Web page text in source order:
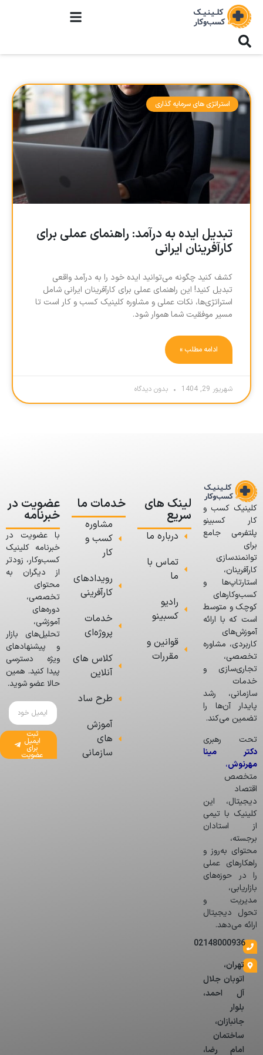
استراتژی های سرمایه گذاری
تبدیل ایده به درآمد: راهنمای عملی برای
کارآفرینان ایرانی
کشف کنید چگونه می‌توانید ایده خود را به درآمد واقعی
تبدیل کنید! این راهنمای عملی برای کارآفرینان ایرانی شامل
استراتژی‌ها، نکات عملی و مشاوره کلینیک کسب و کار است تا
مسیر موفقیت شما هموار شود.
ادامه مطلب »
شهریور 29, 1404 بدون دیدگاه
کلینیک کسب و
کار کسبینو
پلتفرمی جامع
برای
توانمندسازی
کارآفرینان،
استارتاپ‌ها و
کسب‌وکارهای
کوچک و متوسط
است که با ارائه
آموزش‌های
کاربردی، مشاوره
تخصصی،
تجاری‌سازی و
خدمات
سازمانی، رشد
پایدار آن‌ها را
تضمین می‌کند.
تحت رهبری
دکتر مینا
مهرنوش،
متخصص
اقتصاد
دیجیتال، این
کلینیک با تیمی
از استادان
برجسته،
محتوای به‌روز و
راهکارهای عملی
را در حوزه‌های
بازاریابی،
مدیریت و
تحول دیجیتال
ارائه می‌دهد.
02148000936
تهران،
اتوبان جلال
آل احمد،
بلوار
جانبازان،
ساختمان
امام رضا،
لینک های
سریع
درباره ما
تماس با
ما
رادیو
کسبینو
قوانین و
مقررات
خدمات ما
مشاوره
کسب و
کار
رویدادهای
کارآفرینی
خدمات
پروژه‌ای
کلاس های
آنلاین
طرح ساد
آموزش
های
سازمانی
عضویت در
خبرنامه
با عضویت در
خبرنامه کلینیک
کسب‌وکار، زودتر
از دیگران به
محتوای
تخصصی،
دوره‌های
آموزشی،
تحلیل‌های بازار
و پیشنهادهای
ویژه دسترسی
پیدا کنید. همین
حالا عضو شوید.
ثبت
ایمیل
برای
عضویت